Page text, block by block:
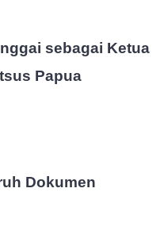
sebagai Ketua
Papua
Dokumen